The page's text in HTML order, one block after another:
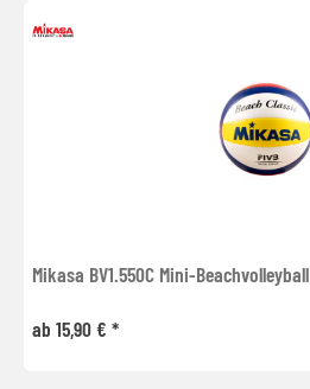
Mikasa BV1.550C Mini-Beachvolleyball
ab 15,90 € *